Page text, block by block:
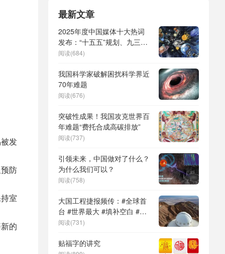
发
防
室
的
最新文章
2025年度中国媒体十大热词
发布：“十五五”规划、九三阅
兵、全球治理倡议、
形机器人、苏超、票根经济、
育儿补贴、科学素养、网络生
态治理
阅读(684)
我国科学家破解困扰科学界近
70年难题
阅读(676)
突破性成果！我国攻克世界百
年难题“费托合成高碳排放”
阅读(737)
引领未来，中国做对了什么？
为什么我们可以？
阅读(758)
大国工程捷报频传：#全球首
台 #世界最大 #填补空白 #突
破关键节点
阅读(731)
贴福字的讲究